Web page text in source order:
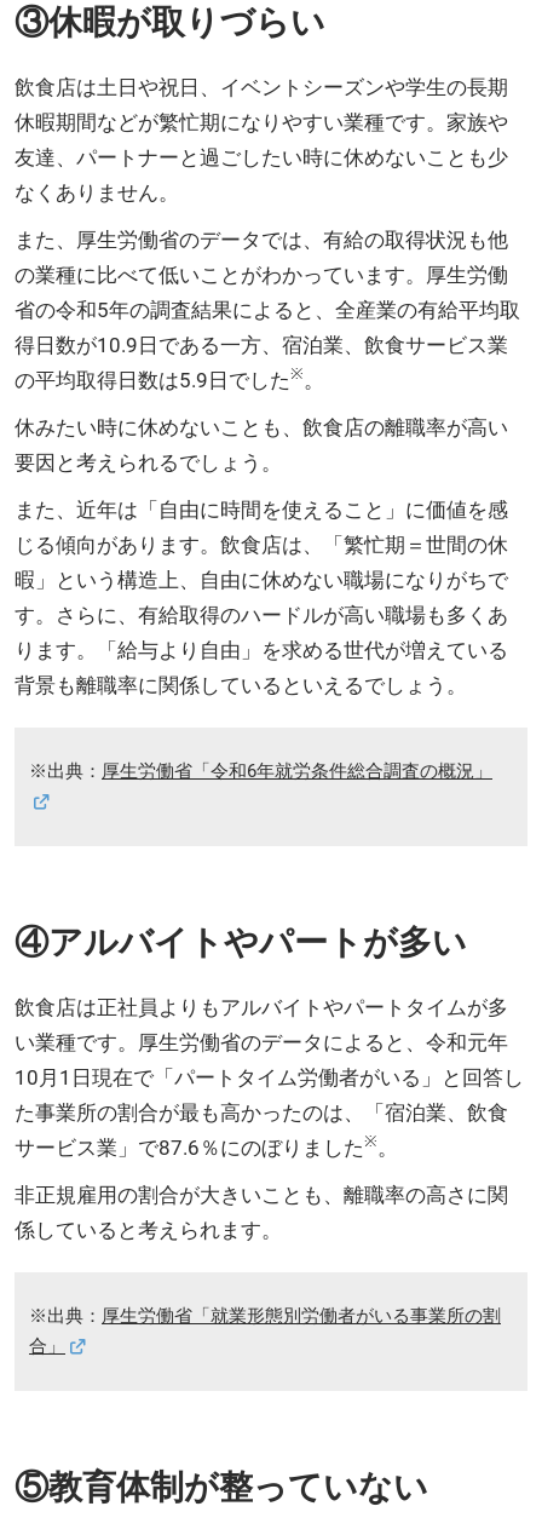
③休暇が取りづらい
飲食店は土日や祝日、イベントシーズンや学生の長期
休暇期間などが繁忙期になりやすい業種です。家族や
友達、パートナーと過ごしたい時に休めないことも少
なくありません。
また、厚生労働省のデータでは、有給の取得状況も他
の業種に比べて低いことがわかっています。厚生労働
省の令和5年の調査結果によると、全産業の有給平均取
得日数が10.9日である一方、宿泊業、飲食サービス業
の平均取得日数は5.9日でした※ 。
休みたい時に休めないことも、飲食店の離職率が高い
要因と考えられるでしょう。
また、近年は「自由に時間を使えること」に価値を感
じる傾向があります。飲食店は、「繁忙期＝世間の休
暇」という構造上、自由に休めない職場になりがちで
す。さらに、有給取得のハードルが高い職場も多くあ
ります。「給与より自由」を求める世代が増えている
背景も離職率に関係しているといえるでしょう。
※出典： 厚生労働省「令和6年就労条件総合調査の概況」
④アルバイトやパートが多い
飲食店は正社員よりもアルバイトやパートタイムが多
い業種です。厚生労働省のデータによると、令和元年
10月1日現在で「パートタイム労働者がいる」と回答し
た事業所の割合が最も高かったのは、「宿泊業、飲食
サービス業」で87.6％にのぼりました※ 。
非正規雇用の割合が大きいことも、離職率の高さに関
係していると考えられます。
※出典： 厚生労働省「就業形態別労働者がいる事業所の割
合」
⑤教育体制が整っていない